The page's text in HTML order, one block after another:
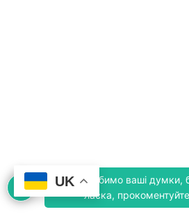
UKМи любимо ваші думки,
ласка,